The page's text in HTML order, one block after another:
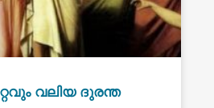
വലിയ ദുരന്ത